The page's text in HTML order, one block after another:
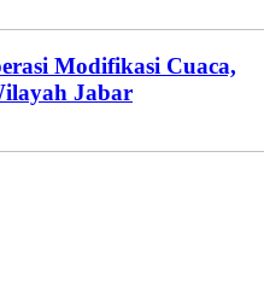
Modifikasi Cuaca,
Jabar